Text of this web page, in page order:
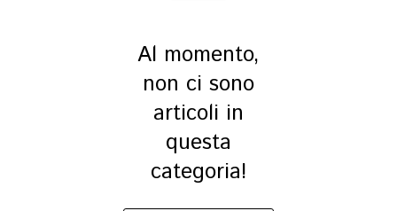
Al momento,
non ci sono
articoli in
questa
categoria!